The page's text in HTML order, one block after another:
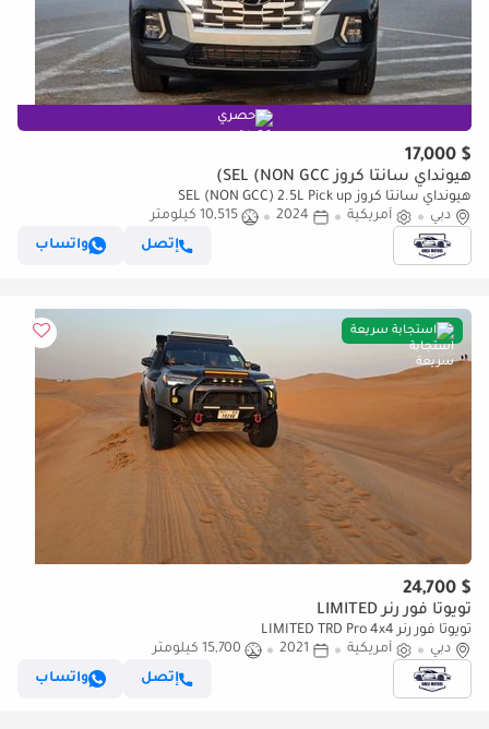
حصري
$ 17,000
هيونداي سانتا كروز SEL (NON GCC)
هيونداي سانتا كروز SEL (NON GCC) 2.5L Pick up
دبي
أمريكية 2024
10,515 كيلومتر
إتصل
واتساب
استجابة سريعة
$ 24,700
تويوتا فور رنر LIMITED
تويوتا فور رنر LIMITED TRD Pro 4x4
دبي
أمريكية 2021
15,700 كيلومتر
إتصل
واتساب